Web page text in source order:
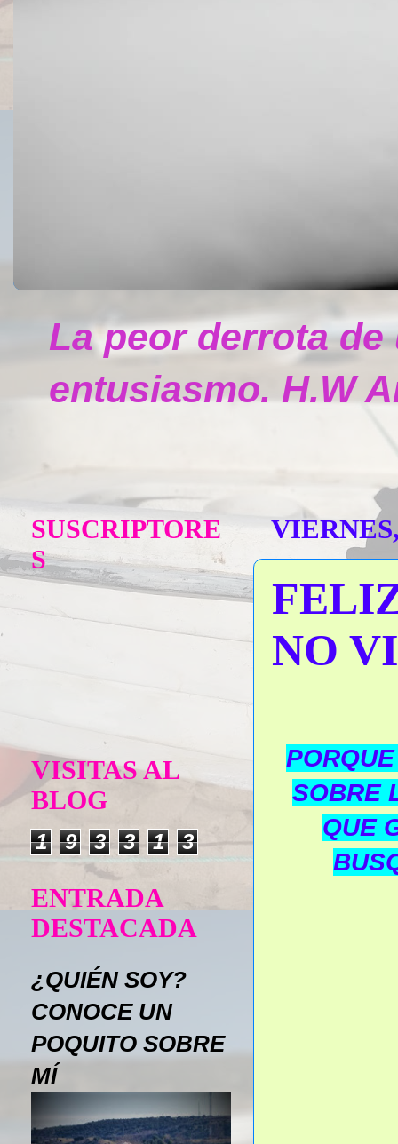
La peor derrota
entusiasmo. H.W
NO
SOBRE
QUE
SUSCRIPTORE
S
VISITAS AL
BLOG
1 9 3 3 1 3
ENTRADA
DESTACADA
¿QUIÉN SOY?
CONOCE UN
POQUITO SOBRE
MÍ